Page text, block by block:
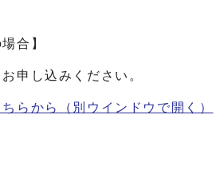
合】
申し込みください。
らから （別ウインドウで開く）